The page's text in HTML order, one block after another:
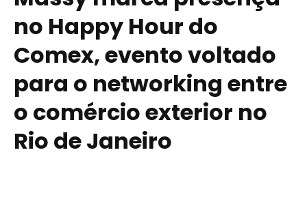
no Happy Hour do
Comex, evento voltado
para o networking entre
o comércio exterior no
Rio de Janeiro